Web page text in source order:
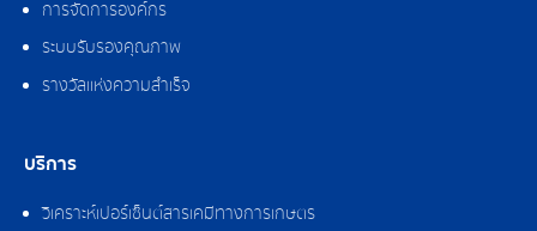
การจัดการองค์กร
ระบบรับรองคุณภาพ
รางวัลแห่งความสำเร็จ
บริการ
วิเคราะห์เปอร์เซ็นต์สารเคมีทางการเกษตร